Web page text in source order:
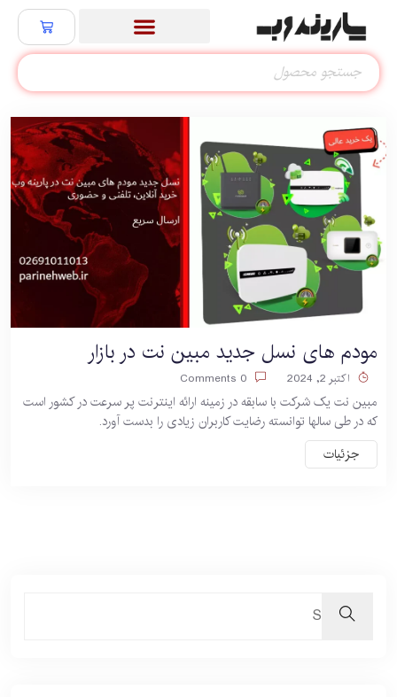
مودم های نسل جدید مبین نت در بازار
اکتبر 2, 2024
مبین نت یک شرکت با سابقه در زمینه ارائه اینترنت پر سرعت در کشور است
که در طی سالها توانسته رضایت کاربران زیادی را بدست آورد.
جزئیات